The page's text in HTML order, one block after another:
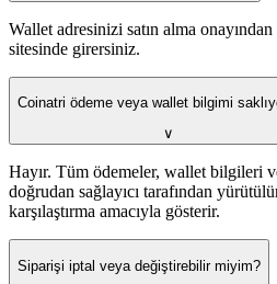
Wallet adresinizi satın alma
sitesinde girersiniz.
Coinatri ödeme veya wallet bilgimi
∨
Hayır. Tüm ödemeler, wallet bilgileri
doğrudan sağlayıcı tarafından
karşılaştırma amacıyla gösterir.
Siparişi iptal veya değiştirebilir miyim?